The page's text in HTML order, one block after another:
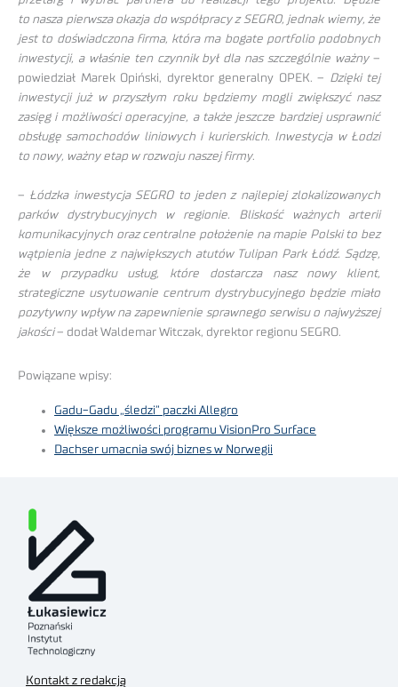
to nasza pierwsza okazja do współpracy z SEGRO, jednak wiemy, że
jest to doświadczona firma, która ma bogate portfolio podobnych
inwestycji, a właśnie ten czynnik był dla nas szczególnie ważny–
powiedział Marek Opiński, dyrektor generalny OPEK. – Dzięki tej
inwestycji już w przyszłym roku będziemy mogli zwiększyć nasz
zasięg i możliwości operacyjne, a także jeszcze bardziej usprawnić
obsługę samochodów liniowych i kurierskich. Inwestycja w Łodzi
to nowy, ważny etap w rozwoju naszej firmy.
– Łódzka inwestycja SEGRO to jeden z najlepiej zlokalizowanych
parków dystrybucyjnych w regionie. Bliskość ważnych arterii
komunikacyjnych oraz centralne położenie na mapie Polski to bez
wątpienia jedne z największych atutów Tulipan Park Łódź. Sądzę,
że w przypadku usług, które dostarcza nasz nowy klient,
strategiczne usytuowanie centrum dystrybucyjnego będzie miało
pozytywny wpływ na zapewnienie sprawnego serwisu o najwyższej
jakości– dodał Waldemar Witczak, dyrektor regionu SEGRO.
Powiązane wpisy:
Gadu-Gadu „śledzi” paczki Allegro
Większe możliwości programu VisionPro Surface
Dachser umacnia swój biznes w Norwegii
Kontakt z redakcją